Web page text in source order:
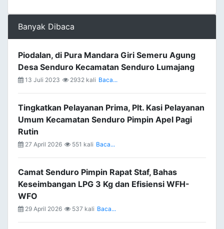
Banyak Dibaca
Piodalan, di Pura Mandara Giri Semeru Agung
Desa Senduro Kecamatan Senduro Lumajang
13 Juli 2023 2932 kali Baca...
Tingkatkan Pelayanan Prima, Plt. Kasi Pelayanan
Umum Kecamatan Senduro Pimpin Apel Pagi
Rutin
27 April 2026 551 kali Baca...
Camat Senduro Pimpin Rapat Staf, Bahas
Keseimbangan LPG 3 Kg dan Efisiensi WFH-
WFO
29 April 2026 537 kali Baca...